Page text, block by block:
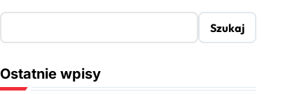
Szukaj
Ostatnie wpisy